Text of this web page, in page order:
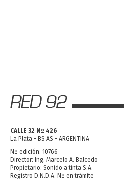
CALLE 32 Nº 426
La Plata - BS AS - ARGENTINA
Nº edición: 10766
Director: Ing. Marcelo A. Balcedo
Propietario: Sonido a tinta S.A.
Registro D.N.D.A. Nº en trámite